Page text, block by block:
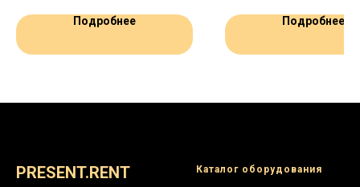
лёгкость переноски и транспортировки
Подробнее
выставок, торговых зон,
Подробнее
PRESENT.RENT Каталог оборудования